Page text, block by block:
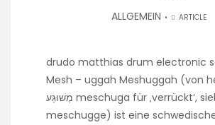
ALLGEMEIN ARTICLE
drudo matthias drum electronic
Mesh – uggah Meshuggah (von
מְשׁוּגָּע meschuga für ‚verrückt‘, siehe auch
meschugge) ist eine